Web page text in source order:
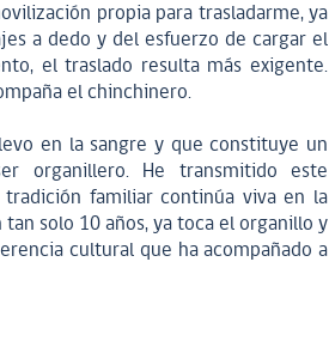
propia para trasladarme, ya
a dedo y del esfuerzo de cargar el
el traslado resulta más exigente.
el chinchinero.
en la sangre y que constituye un
organillero. He transmitido este
tradición familiar continúa viva en la
solo 10 años, ya toca el organillo y
cultural que ha acompañado a